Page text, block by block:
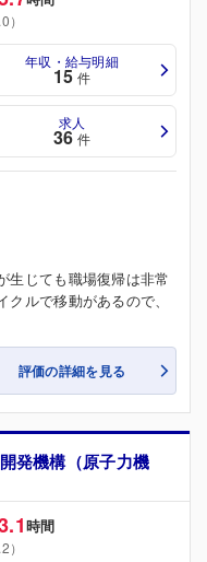
）
年収・給与明細
15 件
求人
36 件
生じても職場復帰は非常
ルで移動があるので、
評価の詳細を見る
発機構（原子力機
時間
）